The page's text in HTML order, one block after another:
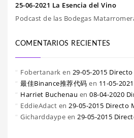
25-06-2021 La Esencia del Vino
Podcast de las Bodegas
COMENTARIOS RECIENTES
Fobertanark en 29-05-2015
最佳Binance推荐代码 en 11-05-
Harriet Buchenau en 08-04-2020
EddieAdact en 29-05-2015 Directo
Gicharddaype en 29-05-2015